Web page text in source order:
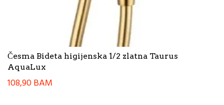
Česma Bideta higijenska 1/2 zlatna Taurus
AquaLux
108,90BAM